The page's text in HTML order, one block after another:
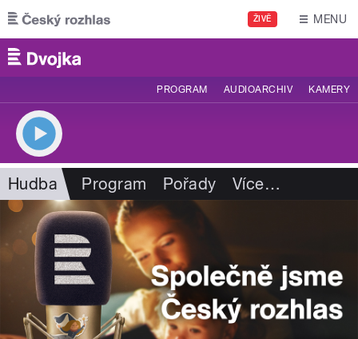
Přejít k hlavnímu obsahu
ŽIVĚ MENU
PROGRAM AUDIOARCHIV KAMERY
Hudba Program Pořady Více…